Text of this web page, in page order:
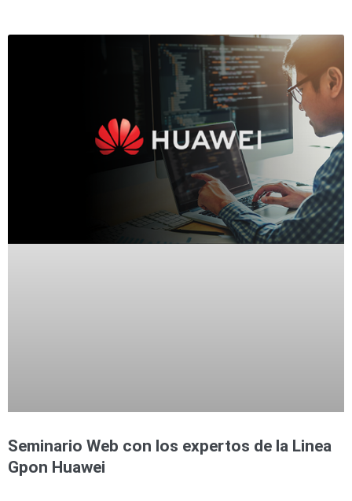
Seminario Web con los expertos de la Linea
Gpon Huawei